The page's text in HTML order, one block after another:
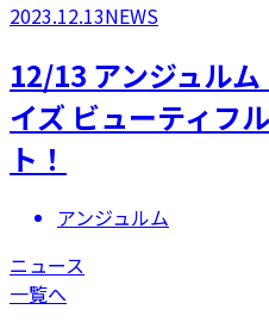
2023.12.13NEWS
12/13 アンジュル
イズ ビューティフ
ト！
アンジュルム
ニュース
一覧へ